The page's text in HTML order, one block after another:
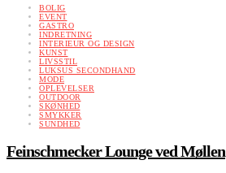
BOLIG
EVENT
GASTRO
INDRETNING
INTERIEUR OG DESIGN
KUNST
LIVSSTIL
LUKSUS SECONDHAND
MODE
OPLEVELSER
OUTDOOR
SKØNHED
SMYKKER
SUNDHED
Feinschmecker Lounge ved Møllen